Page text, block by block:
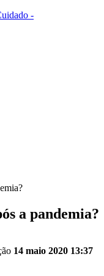
-
a pandemia?
14 maio 2020 13:37